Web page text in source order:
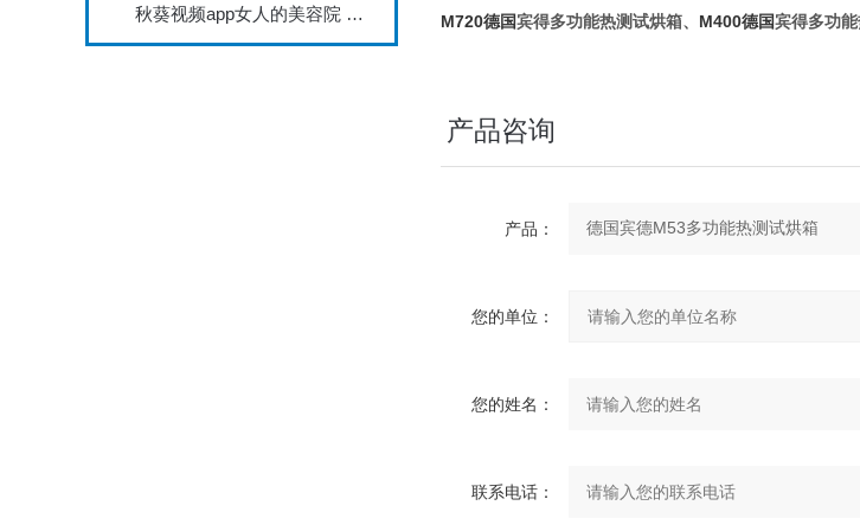
秋葵视频app女人的美容院 minitest2500配N02探头如何两点校准？
M720德国宾得多功能热测试烘箱、 M400德国宾得多功能
产品咨询
产品：
您的单位：
您的姓名：
联系电话：